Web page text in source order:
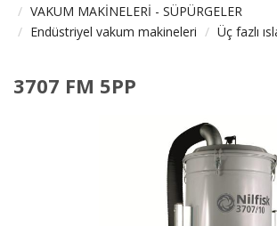
VAKUM MAKİNELERİ - SÜPÜRGELER
Endüstriyel vakum makineleri
Üç fazlı
3707 FM 5PP